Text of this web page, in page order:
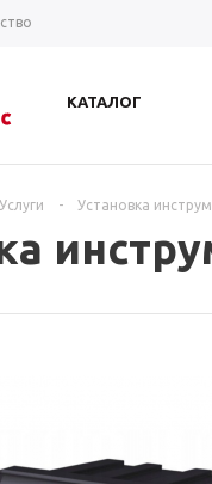
КАТАЛОГ
Услуги - Установка